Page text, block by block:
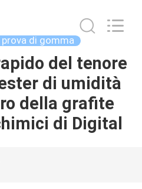
di gomma
del tenore
di umidità
della grafite
di Digital